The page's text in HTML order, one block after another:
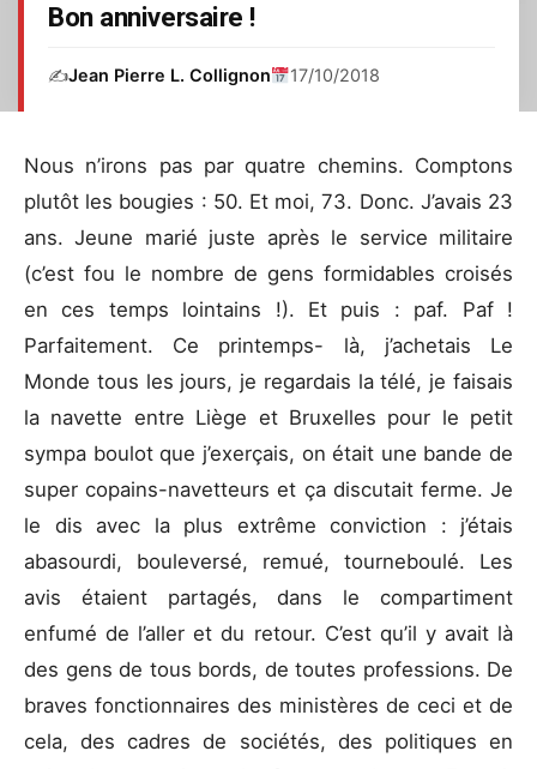
Bon anniversaire !
✍️Jean Pierre L. Collignon 17/10/2018
Nous n’irons pas par quatre chemins. Comptons
plutôt les bougies : 50. Et moi, 73. Donc. J’avais 23
ans. Jeune marié juste après le service militaire
(c’est fou le nombre de gens formidables croisés
en ces temps lointains !). Et puis : paf. Paf !
Parfaitement. Ce printemps- là, j’achetais Le
Monde tous les jours, je regardais la télé, je faisais
la navette entre Liège et Bruxelles pour le petit
sympa boulot que j’exerçais, on était une bande de
super copains-navetteurs et ça discutait ferme. Je
le dis avec la plus extrême conviction : j’étais
abasourdi, bouleversé, remué, tourneboulé. Les
avis étaient partagés, dans le compartiment
enfumé de l’aller et du retour. C’est qu’il y avait là
des gens de tous bords, de toutes professions. De
braves fonctionnaires des ministères de ceci et de
cela, des cadres de sociétés, des politiques en